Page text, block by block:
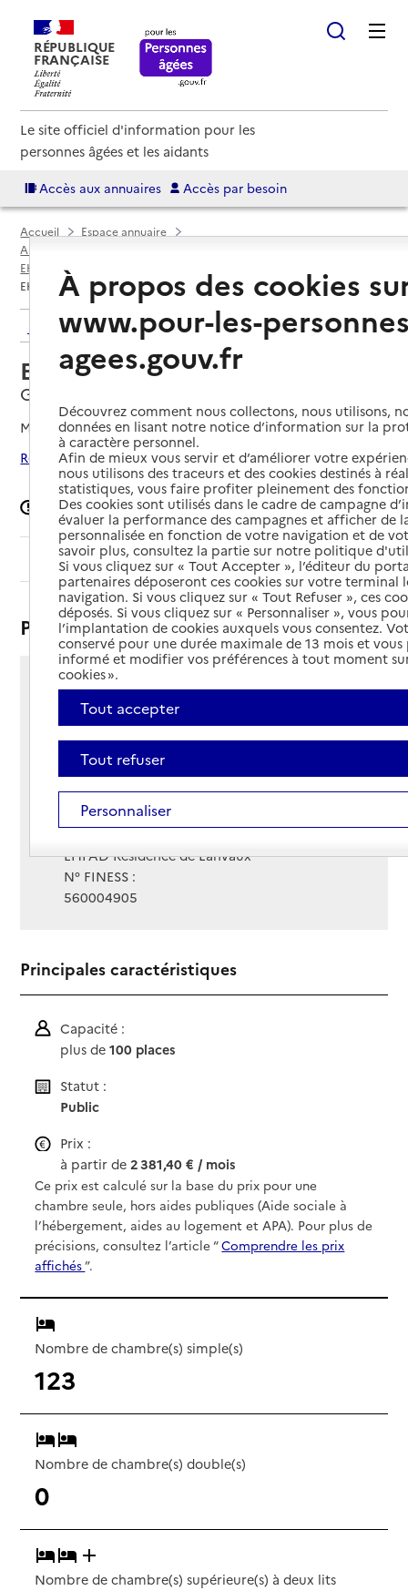
RÉPUBLIQUE
FRANÇAISE
Le site officiel d'information pour les
personnes âgées et les aidants
Accès aux annuaires Accès par besoin
Accueil
Espace annuaire
Annuaire EHPAD et maisons de retraite
EHPAD par département
EHPAD Résidence de Lanvaux
Retour aux résultats de l'annuaire
EHPAD Résidence de Lanvaux
Grand-Champ, MORBIHAN
Mis à jour le05/02/2026
Rechercher les établissements autour de Grand-Champ
Signaler une erreur
Sommaire
Présentation
31 rue des Tilleuls
56390 - Grand-Champ
Voir itinéraire
Téléphone :
Contact
Contact
Site Internet
Site internet non renseigné
EHPAD Résidence de Lanvaux
N° FINESS :
560004905
Principales caractéristiques
Capacité :
plus de100 places
Statut :
Public
Prix :
à partir de2 381,40 € / mois
Ce prix est calculé sur la base du prix pour une
chambre seule, hors aides publiques (Aide sociale à
l’hébergement, aides au logement et APA). Pour plus de
précisions, consultez l’article “Comprendre les prix
affichés”.
Nombre de chambre(s) simple(s)
123
Nombre de chambre(s) double(s)
0
Nombre de chambre(s) supérieure(s) à deux lits
À propos des cookies
www.pour-les-
agees.gouv.fr
Découvrez comment nous collectons, nous utilisons,
données en lisant notre notice d’information sur la
à caractère personnel.
Afin de mieux vous servir et d’améliorer votre
nous utilisons des traceurs et des cookies destinés à
statistiques, vous faire profiter pleinement des
Des cookies sont utilisés dans le cadre de campagne
évaluer la performance des campagnes et afficher de
personnalisée en fonction de votre navigation et de
savoir plus, consultez la partie sur notre politique
Si vous cliquez sur « Tout Accepter », l’éditeur du
partenaires déposeront ces cookies sur votre terminal
navigation. Si vous cliquez sur « Tout Refuser », ces
déposés. Si vous cliquez sur « Personnaliser », vous
l’implantation de cookies auxquels vous consentez.
conservé pour une durée maximale de 13 mois et
informé et modifier vos préférences à tout moment
cookies ».
Tout accepter
Tout refuser
Personnaliser